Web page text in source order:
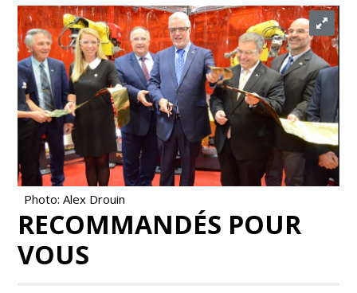
Photo: Alex Drouin
RECOMMANDÉS POUR
VOUS